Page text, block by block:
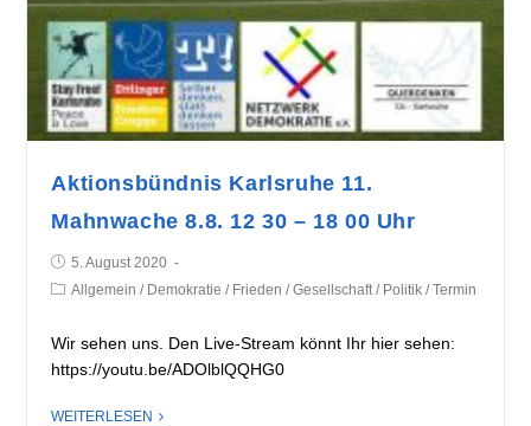
Aktionsbündnis Karlsruhe 11.
Mahnwache 8.8. 12 30 – 18 00 Uhr
5. August 2020
Allgemein / Demokratie / Frieden / Gesellschaft / Politik / Termin
Wir sehen uns. Den Live-Stream könnt Ihr hier sehen:
https://youtu.be/ADOlblQQHG0
WEITERLESEN